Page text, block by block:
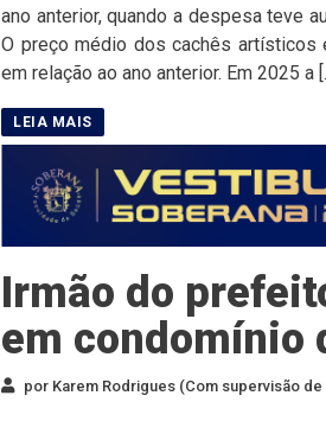
ano anterior, quando a despesa teve
O preço médio dos cachês artísticos
em relação ao ano anterior. Em 2025 a
Irmão do
em condomínio
por Karem Rodrigues (Com supervisão de